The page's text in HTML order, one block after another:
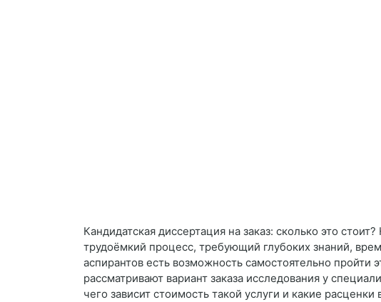
Кандидатская диссертация на заказ: сколько это
трудоёмкий процесс, требующий глубоких знаний,
аспирантов есть возможность самостоятельно пройти
рассматривают вариант заказа исследования у
чего зависит стоимость такой услуги и какие